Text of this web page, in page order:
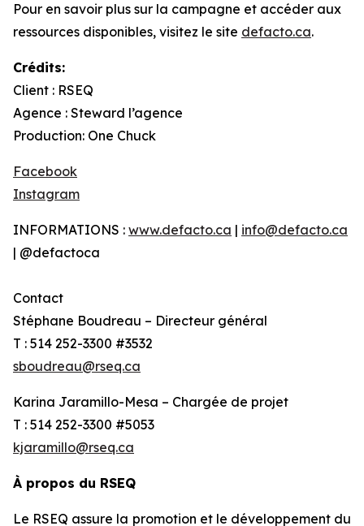
Pour en savoir plus sur la campagne et accéder aux
ressources disponibles, visitez le site defacto.ca.
Crédits:
Client : RSEQ
Agence : Steward l’agence
Production: One Chuck
Facebook
Instagram
INFORMATIONS : www.defacto.ca | info@defacto.ca
| @defactoca
Contact
Stéphane Boudreau – Directeur général
T : 514 252-3300 #3532
sboudreau@rseq.ca
Karina Jaramillo-Mesa – Chargée de projet
T : 514 252-3300 #5053
kjaramillo@rseq.ca
À propos du RSEQ
Le RSEQ assure la promotion et le développement du